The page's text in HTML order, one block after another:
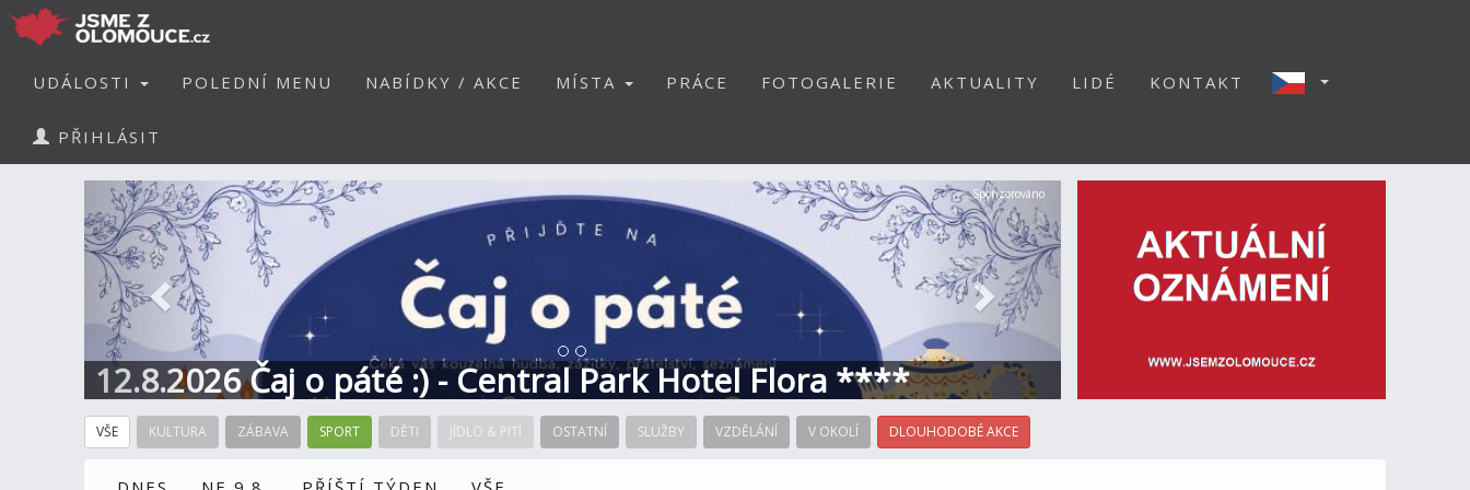
UDÁLOSTI POLEDNÍ MENU NABÍDKY / AKCE MÍSTA PRÁCE FOTOGALERIE AKTUALITY LIDÉ KONTAKT
PŘIHLÁSIT
12.8.2026 Čaj o páté :) - Central Park Hotel Flora ****
Předchozí Další
Sponzorováno
VŠE KULTURA ZÁBAVA SPORT DĚTI JÍDLO & PITÍ OSTATNÍ SLUŽBY VZDĚLÁNÍ V OKOLÍ DLOUHODOBÉ AKCE